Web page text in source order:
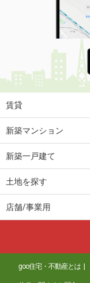
賃貸
新築マンション
新築一戸建て
土地を探す
店舗/事業用
goo住宅・不動産とは